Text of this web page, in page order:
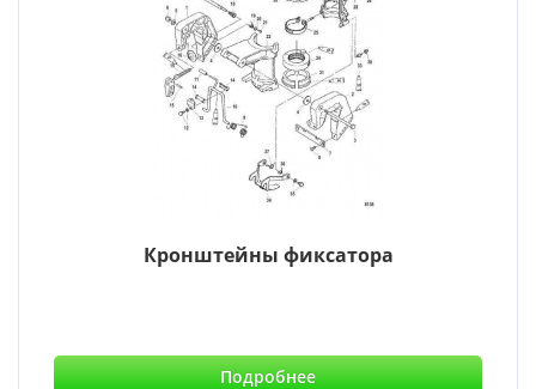
Кронштейны фиксатора
Подробнее